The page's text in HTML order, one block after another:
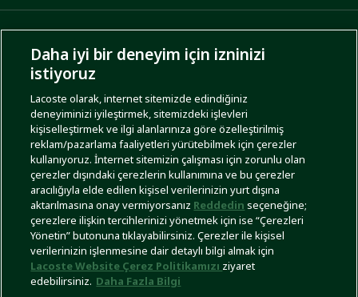
ÖDEME SEÇENEKLERİ
KARGO SEÇENEKLERİ
İşlem RehberiSite HaritasıKullanım ŞartlarıGizlilik Politikası
Daha iyi bir deneyim için izninizi
istiyoruz
Lacoste olarak, internet sitemizde edindiğiniz
deneyiminizi iyileştirmek, sitemizdeki işlevleri
kişiselleştirmek ve ilgi alanlarınıza göre özelleştirilmiş
reklam/pazarlama faaliyetleri yürütebilmek için çerezler
kullanıyoruz. İnternet sitemizin çalışması için zorunlu olan
çerezler dışındaki çerezlerin kullanımına ve bu çerezler
aracılığıyla elde edilen kişisel verilerinizin yurt dışına
aktarılmasına onay vermiyorsanız Reddedin seçeneğine;
çerezlere ilişkin tercihlerinizi yönetmek için ise “Çerezleri
Yönetin” butonuna tıklayabilirsiniz. Çerezler ile kişisel
verilerinizin işlenmesine dair detaylı bilgi almak için
Lacoste Website Çerez Politikamızı ziyaret
edebilirsiniz. Daha Fazla Bilgi